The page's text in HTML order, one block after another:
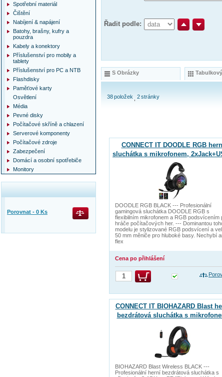
Řadit podle:
S Obrázky
38položek 2stránky
CONNECT IT DOODLE RGB
sluchátka s mikrofonem,
ČERNÁ
DOODLE RGB BLACK --- Profesionální
gamingová sluchátka DOODLE RGB s
flexibilním mikrofonem a RGB podsvícením
hráče počítačových her. --- Dominantou
modelu je stylizované RGB podsvícení a
50 mm měniče pro hluboké basy. Nechybí
flex
Cena po přihlášení
CONNECT IT BIOHAZARD Blast
bezdrátová sluchátka s
1xJack+USB ČERNÁ
BIOHAZARD Blast Wireless BLACK ---
Profesionální herní bezdrátová sluchátka s
Spotřební materiál
Čištění
Nabíjení & napájení
Batohy, brašny, kufry a
pouzdra
Kabely a konektory
Příslušenství pro mobily a
tablety
Příslušenství pro PC a NTB
Flashdisky
Paměťové karty
Osvětlení
Média
Pevné disky
Počítačové skříně a chlazení
Serverové komponenty
Počítačové zdroje
Zabezpečení
Domácí a osobní spotřebiče
Monitory
Porovnat - 0 Ks